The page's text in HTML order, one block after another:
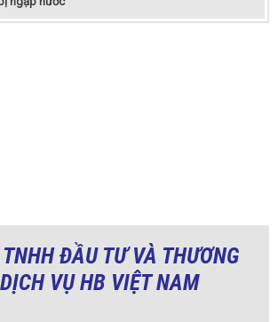
TNHH ĐẦU TƯ VÀ THƯƠNG
VỤ HB VIỆT NAM